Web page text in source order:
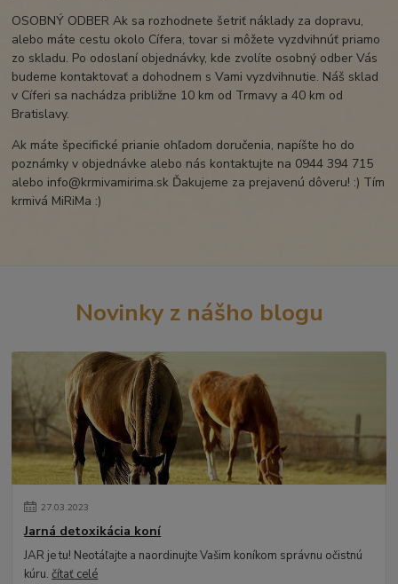
OSOBNÝ ODBER Ak sa rozhodnete šetriť náklady za dopravu,
alebo máte cestu okolo Cífera, tovar si môžete vyzdvihnúť priamo
zo skladu. Po odoslaní objednávky, kde zvolíte osobný odber Vás
budeme kontaktovať a dohodnem s Vami vyzdvihnutie. Náš sklad
v Cíferi sa nachádza približne 10 km od Trmavy a 40 km od
Bratislavy.
Ak máte špecifické prianie ohľadom doručenia, napíšte ho do
poznámky v objednávke alebo nás kontaktujte na 0944 394 715
alebo info@krmivamirima.sk Ďakujeme za prejavenú dôveru! :) Tím
krmivá MiRiMa :)
Novinky z nášho blogu
27.03.2023
Jarná detoxikácia koní
JAR je tu! Neotáľajte a naordinujte Vašim koníkom správnu očistnú
kúru.čítať celé